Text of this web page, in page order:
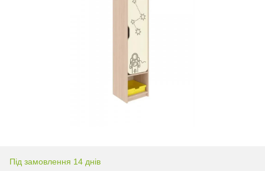
Під замовлення 14 днів